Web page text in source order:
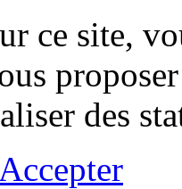
ce site,
des
Accepter